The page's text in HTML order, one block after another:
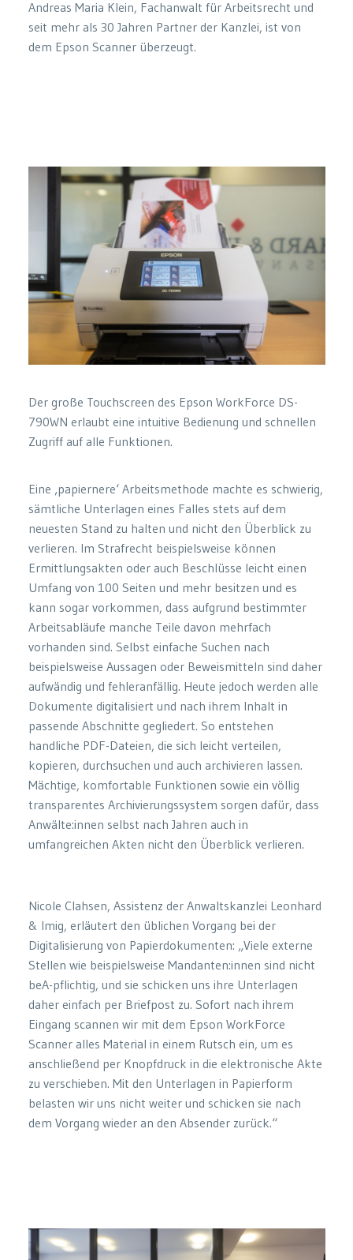
Andreas Maria Klein, Fachanwalt für Arbeitsrecht und
seit mehr als 30 Jahren Partner der Kanzlei, ist von
dem Epson Scanner überzeugt.
Der große Touchscreen des Epson WorkForce DS-
790WN erlaubt eine intuitive Bedienung und schnellen
Zugriff auf alle Funktionen.
Eine ‚papiernere‘ Arbeitsmethode machte es schwierig,
sämtliche Unterlagen eines Falles stets auf dem
neuesten Stand zu halten und nicht den Überblick zu
verlieren. Im Strafrecht beispielsweise können
Ermittlungsakten oder auch Beschlüsse leicht einen
Umfang von 100 Seiten und mehr besitzen und es
kann sogar vorkommen, dass aufgrund bestimmter
Arbeitsabläufe manche Teile davon mehrfach
vorhanden sind. Selbst einfache Suchen nach
beispielsweise Aussagen oder Beweismitteln sind daher
aufwändig und fehleranfällig. Heute jedoch werden alle
Dokumente digitalisiert und nach ihrem Inhalt in
passende Abschnitte gegliedert. So entstehen
handliche PDF-Dateien, die sich leicht verteilen,
kopieren, durchsuchen und auch archivieren lassen.
Mächtige, komfortable Funktionen sowie ein völlig
transparentes Archivierungssystem sorgen dafür, dass
Anwälte:innen selbst nach Jahren auch in
umfangreichen Akten nicht den Überblick verlieren.
Nicole Clahsen, Assistenz der Anwaltskanzlei Leonhard
& Imig, erläutert den üblichen Vorgang bei der
Digitalisierung von Papierdokumenten: „Viele externe
Stellen wie beispielsweise Mandanten:innen sind nicht
beA-pflichtig, und sie schicken uns ihre Unterlagen
daher einfach per Briefpost zu. Sofort nach ihrem
Eingang scannen wir mit dem Epson WorkForce
Scanner alles Material in einem Rutsch ein, um es
anschließend per Knopfdruck in die elektronische Akte
zu verschieben. Mit den Unterlagen in Papierform
belasten wir uns nicht weiter und schicken sie nach
dem Vorgang wieder an den Absender zurück.“